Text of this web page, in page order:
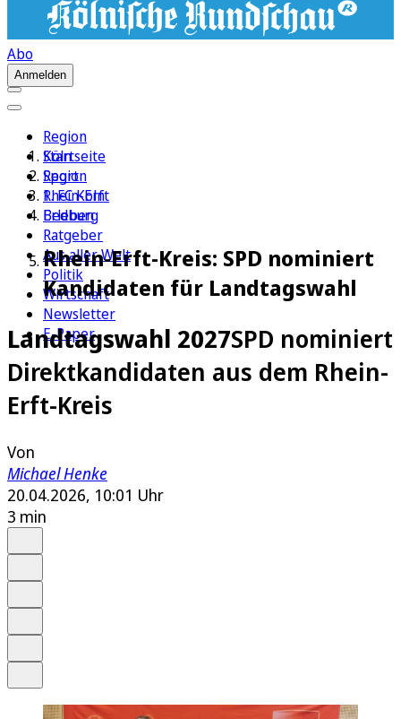
Abo
Anmelden
Region
Köln
Sport
1. FC Köln
Erleben
Ratgeber
Aus aller Welt
Politik
Wirtschaft
Newsletter
E-Paper
Startseite
Region
Rhein-Erft
Bedburg
Rhein-Erft-Kreis: SPD nominiert
Kandidaten für Landtagswahl
Landtagswahl 2027SPD nominiert
Direktkandidaten aus dem Rhein-
Erft-Kreis
Von
Michael Henke
20.04.2026, 10:01 Uhr
3 min